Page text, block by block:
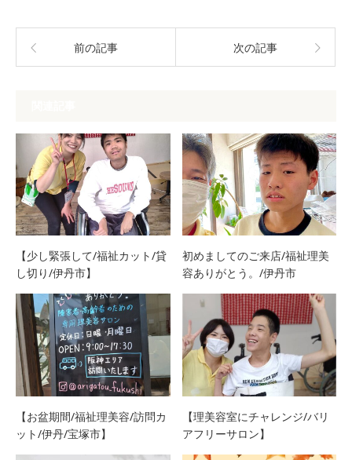
前の記事 次の記事
【少し緊張して/福祉カット/貸
し切り/伊丹市】
初めましてのご来店/福祉理美
容ありがとう。/伊丹市
【お盆期間/福祉理美容/訪問カ
ット/伊丹/宝塚市】
【理美容室にチャレンジ/バリ
アフリーサロン】